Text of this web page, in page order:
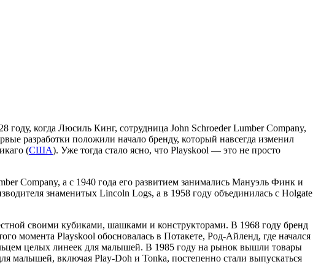
когда Люсиль Кинг, сотрудница John Schroeder Lumber Company,
разработки положили начало бренду, который навсегда изменил
(США). Уже тогда стало ясно, что Playskool — это не просто
Company, а с 1940 года его развитием занимались Мануэль Финк и
знаменитых Lincoln Logs, а в 1958 году объединилась с Holgate
своими кубиками, шашками и конструкторами. В 1968 году бренд
момента Playskool обосновалась в Потакете, Род-Айленд, где начался
целых линеек для малышей. В 1985 году на рынок вышли товары
малышей, включая Play-Doh и Tonka, постепенно стали выпускаться